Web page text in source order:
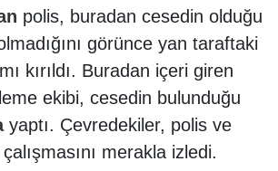
polis, buradan cesedin olduğu
görünce yan taraftaki
kırıldı. Buradan içeri giren
ekibi, cesedin bulunduğu
yaptı. Çevredekiler, polis ve
merakla izledi.